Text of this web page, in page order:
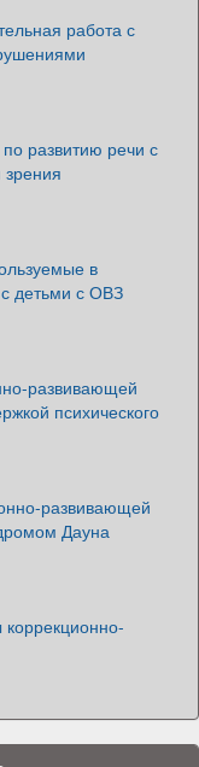
работа с
развитию речи с
в
детьми с ОВЗ
развивающей
психического
развивающей
Дауна